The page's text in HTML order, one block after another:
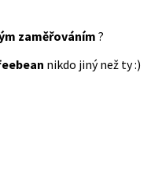
zaměřováním ?
nikdo jiný než ty :)